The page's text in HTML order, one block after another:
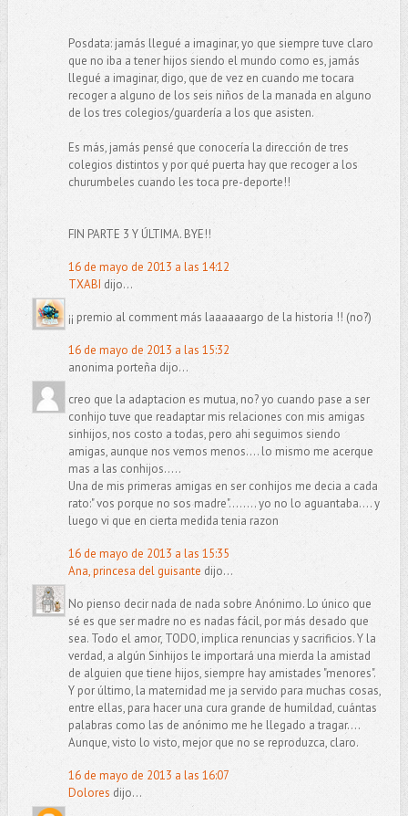
Posdata: jamás llegué a imaginar, yo que siempre tuve claro
que no iba a tener hijos siendo el mundo como es, jamás
llegué a imaginar, digo, que de vez en cuando me tocara
recoger a alguno de los seis niños de la manada en alguno
de los tres colegios/guardería a los que asisten.
Es más, jamás pensé que conocería la dirección de tres
colegios distintos y por qué puerta hay que recoger a los
churumbeles cuando les toca pre-deporte!!
FIN PARTE 3 Y ÚLTIMA. BYE!!
16 de mayo de 2013 a las 14:12
TXABI dijo...
¡¡ premio al comment más laaaaaargo de la historia !! (no?)
16 de mayo de 2013 a las 15:32
anonima porteña dijo...
creo que la adaptacion es mutua, no? yo cuando pase a ser
conhijo tuve que readaptar mis relaciones con mis amigas
sinhijos, nos costo a todas, pero ahi seguimos siendo
amigas, aunque nos vemos menos.... lo mismo me acerque
mas a las conhijos.....
Una de mis primeras amigas en ser conhijos me decia a cada
rato:" vos porque no sos madre"........ yo no lo aguantaba.... y
luego vi que en cierta medida tenia razon
16 de mayo de 2013 a las 15:35
Ana, princesa del guisante dijo...
No pienso decir nada de nada sobre Anónimo. Lo único que
sé es que ser madre no es nadas fácil, por más desado que
sea. Todo el amor, TODO, implica renuncias y sacrificios. Y la
verdad, a algún Sinhijos le importará una mierda la amistad
de alguien que tiene hijos, siempre hay amistades "menores".
Y por último, la maternidad me ja servido para muchas cosas,
entre ellas, para hacer una cura grande de humildad, cuántas
palabras como las de anónimo me he llegado a tragar....
Aunque, visto lo visto, mejor que no se reproduzca, claro.
16 de mayo de 2013 a las 16:07
Dolores dijo...